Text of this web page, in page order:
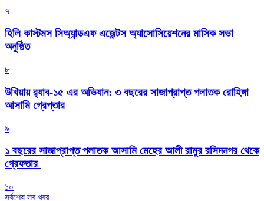
৭
হিলি কাস্টমস সিঅ্যান্ডএফ এজেন্টস অ্যাসোসিয়েশনের মাসিক সভা
অনুষ্ঠিত
৮
উখিয়ায় র‍্যাব-১৫ এর অভিযান: ৩ বছরের সাজাপ্রাপ্ত পলাতক রোহিঙ্গা
আসামি গ্রেপ্তার
৯
১ বছরের সাজাপ্রাপ্ত পলাতক আসামি মেহের আলী রামুর রসিদনগর থেকে
গ্রেফতার ‎
১০
সর্বশেষ সব খবর